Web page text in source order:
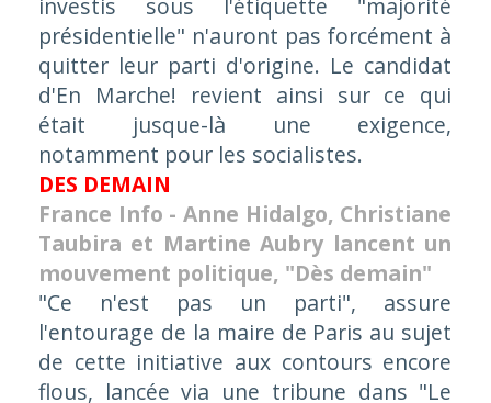
présidentielle" n'auront pas forcément à
quitter leur parti d'origine. Le candidat
d'En Marche! revient ainsi sur ce qui
était jusque-là une exigence,
notamment pour les socialistes.
DES DEMAIN
France Info - Anne Hidalgo, Christiane
Taubira et Martine Aubry lancent un
mouvement politique, "Dès demain"
"Ce n'est pas un parti", assure
l'entourage de la maire de Paris au sujet
de cette initiative aux contours encore
flous, lancée via une tribune dans "Le